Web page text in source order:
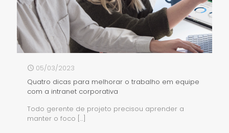
05/03/2023
Quatro dicas para melhorar o trabalho em equipe
com a intranet corporativa
Todo gerente de projeto precisou aprender a
manter o foco […]